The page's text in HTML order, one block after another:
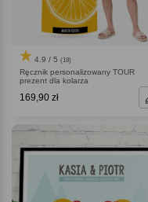
4.9 / 5 (18)
Ręcznik personalizowany TOUR
prezent dla kolarza
169,90 zł